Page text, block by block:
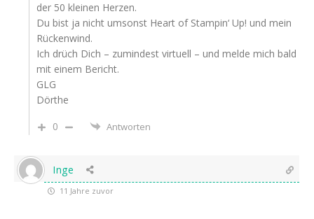
der 50 kleinen Herzen.
Du bist ja nicht umsonst Heart of Stampin‘ Up! und mein
Rückenwind.
Ich drüch Dich – zumindest virtuell – und melde mich bald
mit einem Bericht.
GLG
Dörthe
0
Antworten
Inge
11 Jahre zuvor